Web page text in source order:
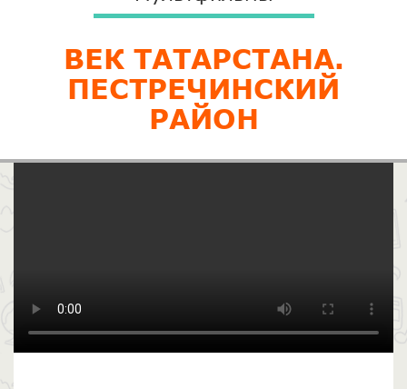
ВЕК ТАТАРСТАНА.
ПЕСТРЕЧИНСКИЙ
РАЙОН